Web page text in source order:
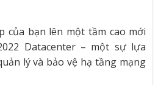
của bạn lên một tầm cao mới
Datacenter – một sự lựa
lý và bảo vệ hạ tầng mạng